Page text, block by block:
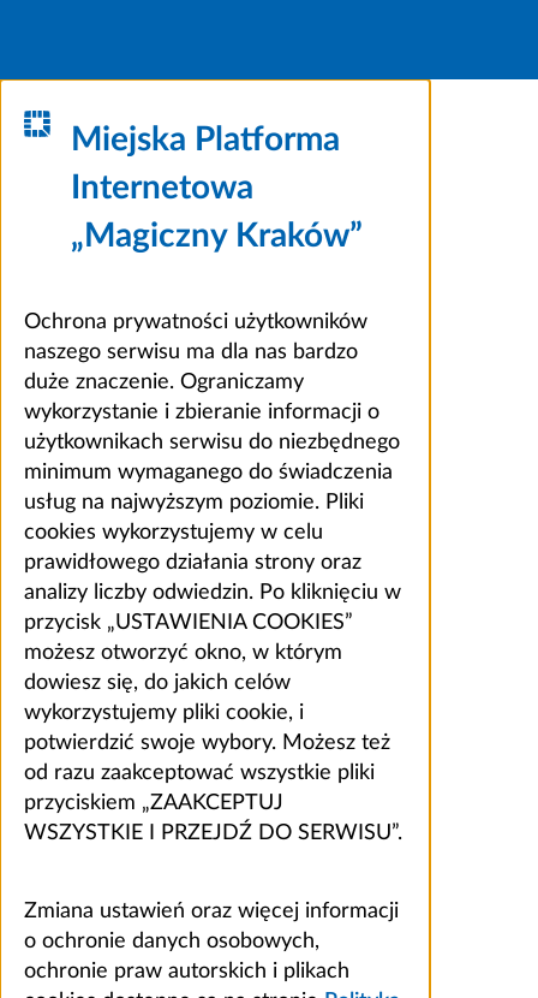
Miejska Platforma
Internetowa
„Magiczny Kraków”
Ochrona prywatności użytkowników
naszego serwisu ma dla nas bardzo
duże znaczenie. Ograniczamy
wykorzystanie i zbieranie informacji o
użytkownikach serwisu do niezbędnego
minimum wymaganego do świadczenia
usług na najwyższym poziomie. Pliki
cookies wykorzystujemy w celu
prawidłowego działania strony oraz
analizy liczby odwiedzin. Po kliknięciu w
przycisk „USTAWIENIA COOKIES”
możesz otworzyć okno, w którym
dowiesz się, do jakich celów
wykorzystujemy pliki cookie, i
potwierdzić swoje wybory. Możesz też
od razu zaakceptować wszystkie pliki
przyciskiem „ZAAKCEPTUJ
WSZYSTKIE I PRZEJDŹ DO SERWISU”.
Zmiana ustawień oraz więcej informacji
o ochronie danych osobowych,
ochronie praw autorskich i plikach